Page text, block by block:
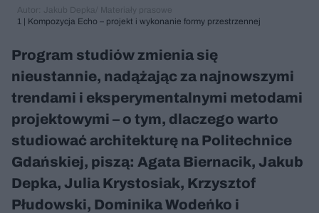
Autor: Jakub Depka/ Materiały prasowe
1 | Kompozycja Echo – projekt i wykonanie formy przestrzennej
Program studiów zmienia się
nieustannie, nadążając za najnowszymi
trendami i eksperymentalnymi metodami
projektowymi – o tym, dlaczego warto
studiować architekturę na Politechnice
Gdańskiej, piszą: Agata Biernacik, Jakub
Depka, Julia Krystosiak, Krzysztof
Płudowski, Dominika Wodeńko i